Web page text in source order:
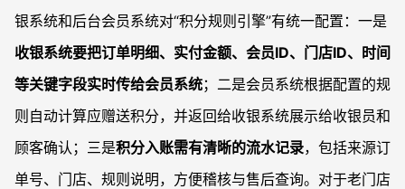
银系统和后台会员系统对“积分规则引擎”有统一配置：一是
收银系统要把订单明细、实付金额、会员ID、门店ID、时间
等关键字段实时传给会员系统；二是会员系统根据配置的规
则自动计算应赠送积分，并返回给收银系统展示给收银员和
顾客确认；三是积分入账需有清晰的流水记录，包括来源订
单号、门店、规则说明，方便稽核与售后查询。对于老门店